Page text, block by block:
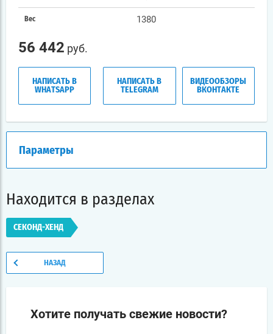
Вес 1380
56 442 руб.
НАПИСАТЬ В
WHATSAPP
НАПИСАТЬ В
TELEGRAM
ВИДЕООБЗОРЫ
ВКОНТАКТЕ
Параметры
Находится в разделах
СЕКОНД-ХЕНД
НАЗАД
Хотите получать свежие новости?